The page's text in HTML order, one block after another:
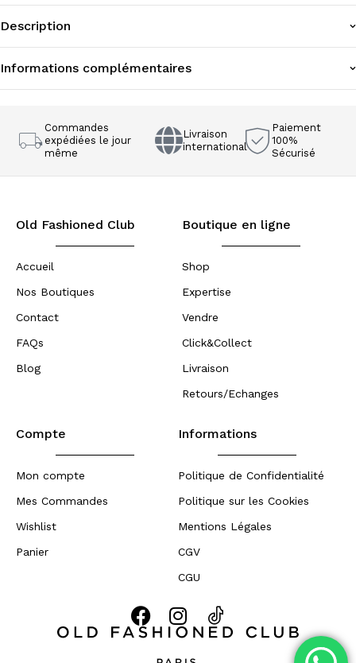
Description
Informations complémentaires
Commandes
expédiées le jour
même
Livraison
international
Paiement
100%
Sécurisé
Old Fashioned Club
Accueil
Nos Boutiques
Contact
FAQs
Blog
Boutique en ligne
Shop
Expertise
Vendre
Click&Collect
Livraison
Retours/Echanges
Compte
Mon compte
Mes Commandes
Wishlist
Panier
Informations
Politique de Confidentialité
Politique sur les Cookies
Mentions Légales
CGV
CGU